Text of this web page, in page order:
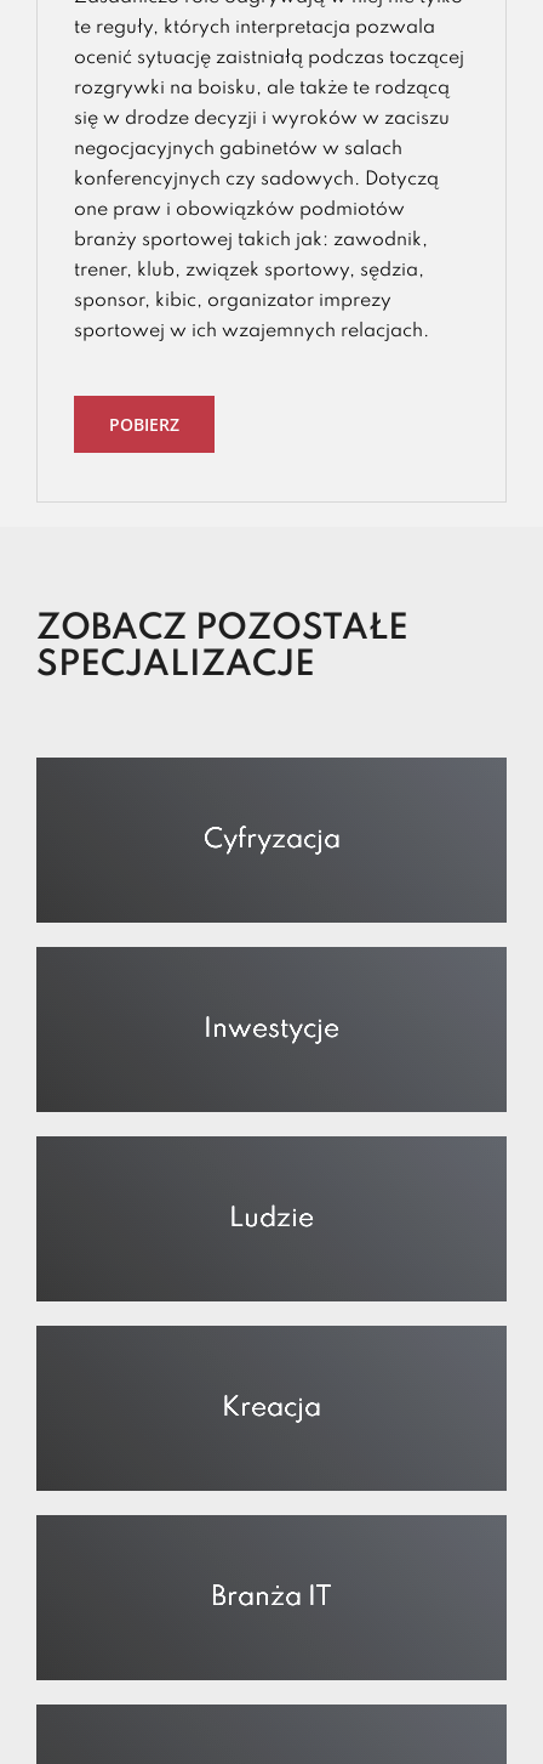
te reguły, których interpretacja pozwala
ocenić sytuację zaistniałą podczas toczącej
rozgrywki na boisku, ale także te rodzącą
się w drodze decyzji i wyroków w zaciszu
negocjacyjnych gabinetów w salach
konferencyjnych czy sadowych. Dotyczą
one praw i obowiązków podmiotów
branży sportowej takich jak: zawodnik,
trener, klub, związek sportowy, sędzia,
sponsor, kibic, organizator imprezy
sportowej w ich wzajemnych relacjach.
POBIERZ
ZOBACZ POZOSTAŁE
SPECJALIZACJE
Cyfryzacja
Inwestycje
Ludzie
Kreacja
Branża IT